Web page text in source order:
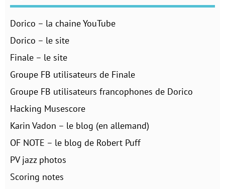
Dorico – la chaine YouTube
Dorico – le site
Finale – le site
Groupe FB utilisateurs de Finale
Groupe FB utilisateurs francophones de Dorico
Hacking Musescore
Karin Vadon – le blog (en allemand)
OF NOTE – le blog de Robert Puff
PV jazz photos
Scoring notes